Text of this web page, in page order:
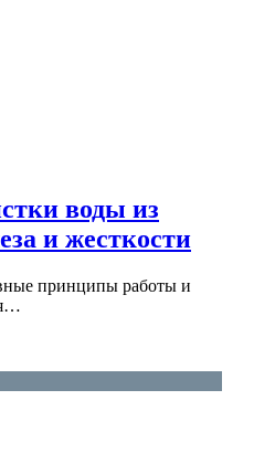
воды из
и жесткости
принципы работы и